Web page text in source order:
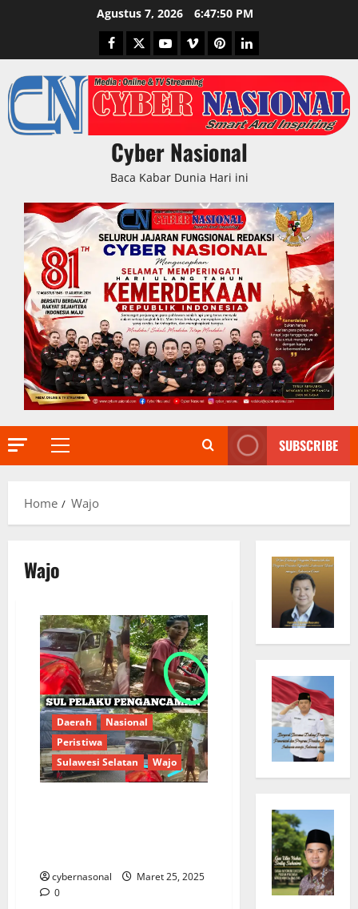
Agustus 7, 2026 6:47:51 PM
Facebook
TwitterYoutubeVimeoPinterestLinkedIn
Cyber Nasional
Baca Kabar Dunia Hari ini
Primary
SUBSCRIBE
Home Wajo
Wajo
Daerah
Nasional
Peristiwa
Sulawesi Selatan
Wajo
cybernasonal
Maret 25, 2025
0